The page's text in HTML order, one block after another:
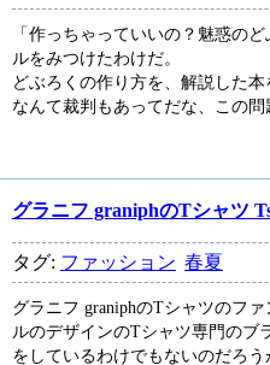
「作っちゃっていいの？魅惑の
ルをみつけたわけだ。
どぶろくの作り方を、解説した
なんて裁判もあってだな、この
グラニフ graniphのTシャツ
タグ: ファッション 春夏
グラニフ graniphのTシャツのフ
ルのデザインのTシャツ専門のブ
をしているわけでもないのだろ